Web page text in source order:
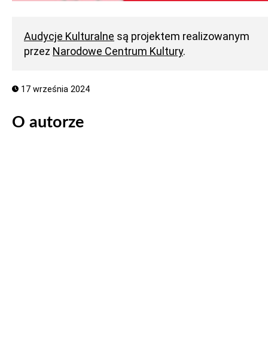
Audycje Kulturalne są projektem realizowanym
przez Narodowe Centrum Kultury.
17 września 2024
O autorze